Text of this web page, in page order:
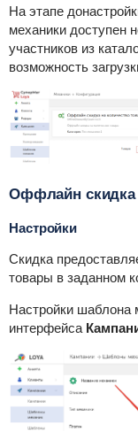
На этапе
механики доступен
участников из
возможность
Оффлайн скидка
Настройки
Скидка
товары в заданном
Настройки шаблона
интерфейса